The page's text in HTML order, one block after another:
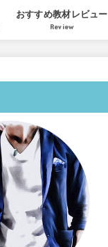
おすすめ教材レビュー
Review